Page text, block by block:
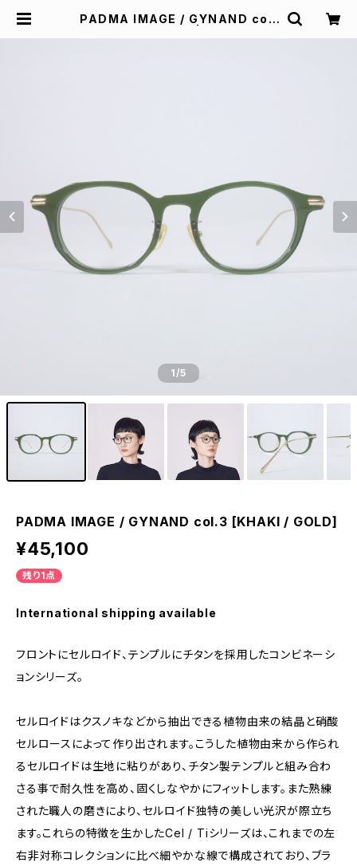
PADMA IMAGE / GYNAND col.
1/5
PADMA IMAGE / GYNAND col.3 [KHAKI / GOLD]
¥45,100
残り1点
International shipping available
フロントにセルロイド、テンプルにチタンを採用したコンビネーシ
ョンシリーズ。
セルロイドはクスノキなどから抽出できる植物由来の結晶と硝酸
セルロースによって作り出されます。こうした植物由来から作られ
るセルロイドは生地に粘りがあり、チタン製テンプルと組み合わ
さる事で耐久性を高め、固くしなやかにフィットします。また熟練
された職人の磨きにより、セルロイド独特の美しい光沢が際立ち
ます。これらの特徴を生かしたCel / Tiシリーズは、これまでの左
右非対称コレクションに比べ細やかな線で構成されており、ブラ